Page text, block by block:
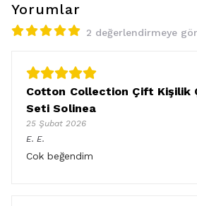
Yorumlar
2 değerlendirmeye
Cotton Collection Çift Kişilik
Seti Solinea
25 Şubat 2026
E. E.
Cok beğendim